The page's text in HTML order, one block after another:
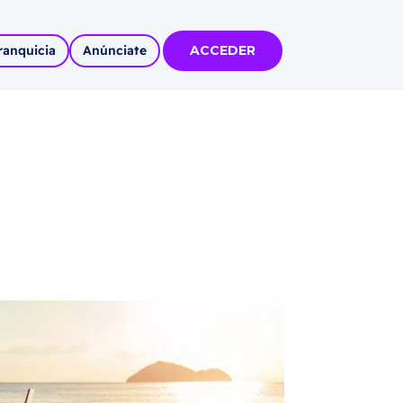
tu Marca
Anúnciate ACCEDER